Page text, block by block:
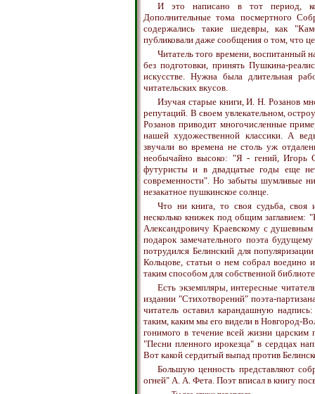
И это написано в тот период,
Дополнительные тома посмертного
содержались такие шедевры, как
публиковали даже сообщения о том, что
Читатель того времени, воспитанный
без подготовки, принять Пушкина-
искусстве. Нужна была длительная
читательских вкусов.
Изучая старые книги, И. Н. Розанов
репутаций. В своем увлекательном,
Розанов приводит многочисленные
нашей художественной классики. А
звучали во времена не столь уж
необычайно высоко: "Я - гений, Игорь
футуристы и в двадцатые годы еще
современности". Но забыты шумливые
незакатное пушкинское солнце.
Что ни книга, то своя судьба, своя
несколько книжек под общим
Александровичу Краевскому с
подарок замечательного поэта
потрудился Белинский для
Кольцове, статьи о нем собрал воедино
таким способом для собственной
Есть экземпляры, интересные
издании "Стихотворений" поэта-
читатель оставил карандашную
таким, каким мы его видели в Новгород-
гонимого в течение всей жизни царским
"Песни пленного ирокезца" в сердцах
Вот какой сердитый выпад против
Большую ценность представляют
огней" А. А. Фета. Поэт вписал в книгу